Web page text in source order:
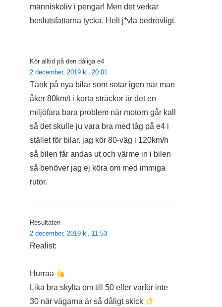
människoliv i pengar! Men det verkar
beslutsfattarna tycka. Helt j*vla bedrövligt.
Kör alltid på den dåliga e4
2 december, 2019 kl. 20:01
Tänk på nya bilar som sotar igen när man
åker 80km/t i korta sträckor är det en
miljöfara bara problem när motorn går kall
så det skulle ju vara bra med tåg på e4 i
stället för bilar. jag kör 80-väg i 120km/h
så bilen får andas ut och värme in i bilen
så behöver jag ej köra om med immiga
rutor.
Resultaten
2 december, 2019 kl. 11:53
Realist:
Hurraa
Lika bra skylta om till 50 eller varför inte
30 när vägarna är så dåligt skick